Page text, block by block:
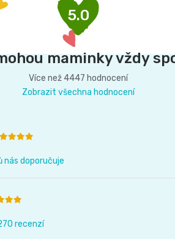
5.0
maminky vždy
Více než 4447 hodnocení
Zobrazit všechna hodnocení
nás doporučuje
recenzí